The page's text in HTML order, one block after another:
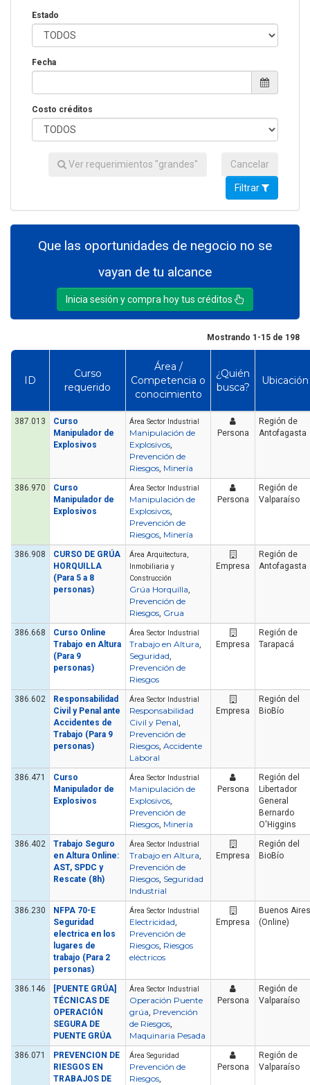
Estado
Fecha
Costo créditos
Ver requerimientos "grandes" Cancelar
Filtrar
Que las oportunidades de negocio no se
vayan de tu alcance
Inicia sesión y compra hoy tus créditos
Mostrando 1-15 de 198
ID
Curso
requerido
Área /
Competencia o
conocimiento
¿Quién
busca?
Ubicación
387.013
Curso
Manipulador de
Explosivos
Área Sector Industrial
Manipulación de
Explosivos,
Prevención de
Riesgos, Minería
Persona
Región de
Antofagasta
386.970
Curso
Manipulador de
Explosivos
Área Sector Industrial
Manipulación de
Explosivos,
Prevención de
Riesgos, Minería
Persona
Región de
Valparaíso
386.908
CURSO DE GRÚA
HORQUILLA
(Para 5 a 8
personas)
Área Arquitectura,
Inmobiliaria y
Construcción
Grúa Horquilla,
Prevención de
Riesgos, Grua
Empresa
Región de
Antofagasta
386.668
Curso Online
Trabajo en Altura
(Para 9
personas)
Área Sector Industrial
Trabajo en Altura,
Seguridad,
Prevención de
Riesgos
Empresa
Región de
Tarapacá
386.602
Responsabilidad
Civil y Penal ante
Accidentes de
Trabajo (Para 9
personas)
Área Sector Industrial
Responsabilidad
Civil y Penal,
Prevención de
Riesgos, Accidente
Laboral
Empresa
Región del
BioBío
386.471
Curso
Manipulador de
Explosivos
Área Sector Industrial
Manipulación de
Explosivos,
Prevención de
Riesgos, Minería
Persona
Región del
Libertador
General
Bernardo
O'Higgins
386.402
Trabajo Seguro
en Altura Online:
AST, SPDC y
Rescate (8h)
Área Sector Industrial
Trabajo en Altura,
Prevención de
Riesgos, Seguridad
Industrial
Empresa
Región del
BioBío
386.230
NFPA 70-E
Seguridad
electrica en los
lugares de
trabajo (Para 2
personas)
Área Sector Industrial
Electricidad,
Prevención de
Riesgos, Riesgos
eléctricos
Empresa
Buenos Aires
(Online)
386.146
[PUENTE GRÚA]
TÉCNICAS DE
OPERACIÓN
SEGURA DE
PUENTE GRÚA
Área Sector Industrial
Operación Puente
grúa, Prevención
de Riesgos,
Maquinaria Pesada
Persona
Región de
Valparaíso
386.071
PREVENCION DE
RIESGOS EN
TRABAJOS DE
Área Seguridad
Prevención de
Riesgos,
Persona
Región de
Valparaíso